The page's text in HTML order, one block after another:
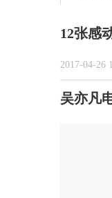
12张感
2017-04-26
吴亦凡